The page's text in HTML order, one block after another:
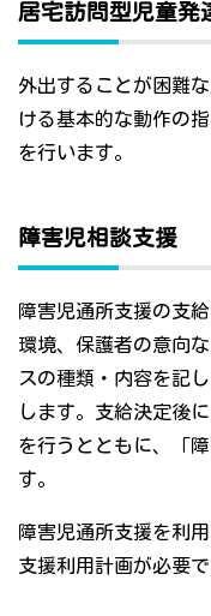
居宅訪問型児童発
外出することが困難
ける基本的な動作の
を行います。
障害児相談支援
障害児通所支援の支
環境、保護者の意向
スの種類・内容を記
します。支給決定後
を行うとともに、「
す。
障害児通所支援を利
支援利用計画が必要で